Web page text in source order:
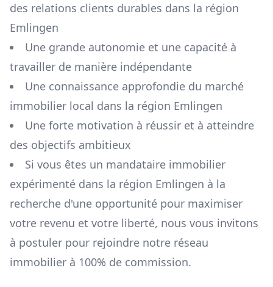
des relations clients durables dans la région
Emlingen
Une grande autonomie et une capacité à
travailler de manière indépendante
Une connaissance approfondie du marché
immobilier local dans la région Emlingen
Une forte motivation à réussir et à atteindre
des objectifs ambitieux
Si vous êtes un mandataire immobilier
expérimenté dans la région Emlingen à la
recherche d'une opportunité pour maximiser
votre revenu et votre liberté, nous vous invitons
à postuler pour rejoindre notre réseau
immobilier à 100% de commission.